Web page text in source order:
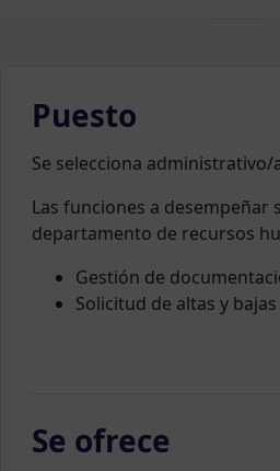
Puesto
Se selecciona
Las funciones a
departamento de recursos
Gestión de
Solicitud de altas y
Se ofrece